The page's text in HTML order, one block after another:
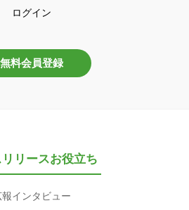
ログイン
無料会員登録
リースお役立ち
報インタビュー